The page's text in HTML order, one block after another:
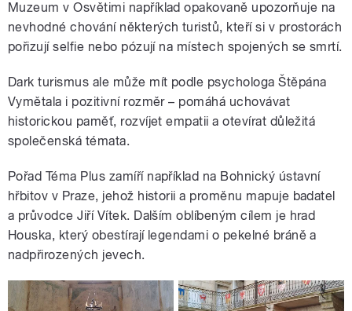
Muzeum v Osvětimi například opakovaně upozorňuje na
nevhodné chování některých turistů, kteří si v prostorách
pořizují selfie nebo pózují na místech spojených se smrtí.
Dark turismus ale může mít podle psychologa Štěpána
Vymětala i pozitivní rozměr – pomáhá uchovávat
historickou paměť, rozvíjet empatii a otevírat důležitá
společenská témata.
Pořad Téma Plus zamíří například na Bohnický ústavní
hřbitov v Praze, jehož historii a proměnu mapuje badatel
a průvodce Jiří Vítek. Dalším oblíbeným cílem je hrad
Houska, který obestírají legendami o pekelné bráně a
nadpřirozených jevech.